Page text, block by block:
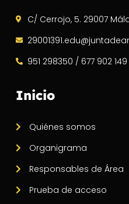
C/ Cerrojo, 5. 29007
951 298350 / 677 902 149
Inicio
Quiénes somos
Organigrama
Responsables de Área
Prueba de acceso